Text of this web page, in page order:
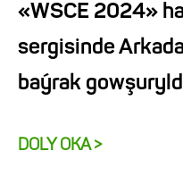
«WSCE 2024»
sergisinde
baýrak
DOLY OKA >